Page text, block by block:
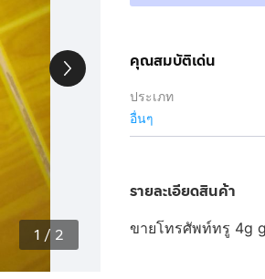
1 / 2
คุณสมบัติเด่น
ประเภท
อื่นๆ
รายละเอียดสินค้า
ขายโทรศัพท์ทรู 4g